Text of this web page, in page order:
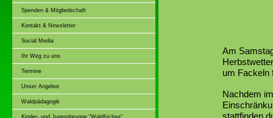
Spenden & Mitgliedschaft
Kontakt & Newsletter
Social Media
Ihr Weg zu uns
Termine
Unser Angebot
Waldpädagogik
Kinder- und Jugendgruppe "Waldfüchse"
Am
um Fackeln
Nachdem
stattfinden